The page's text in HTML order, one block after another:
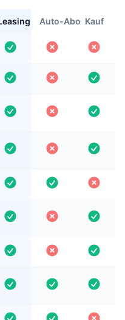
Auto-Abo Kauf